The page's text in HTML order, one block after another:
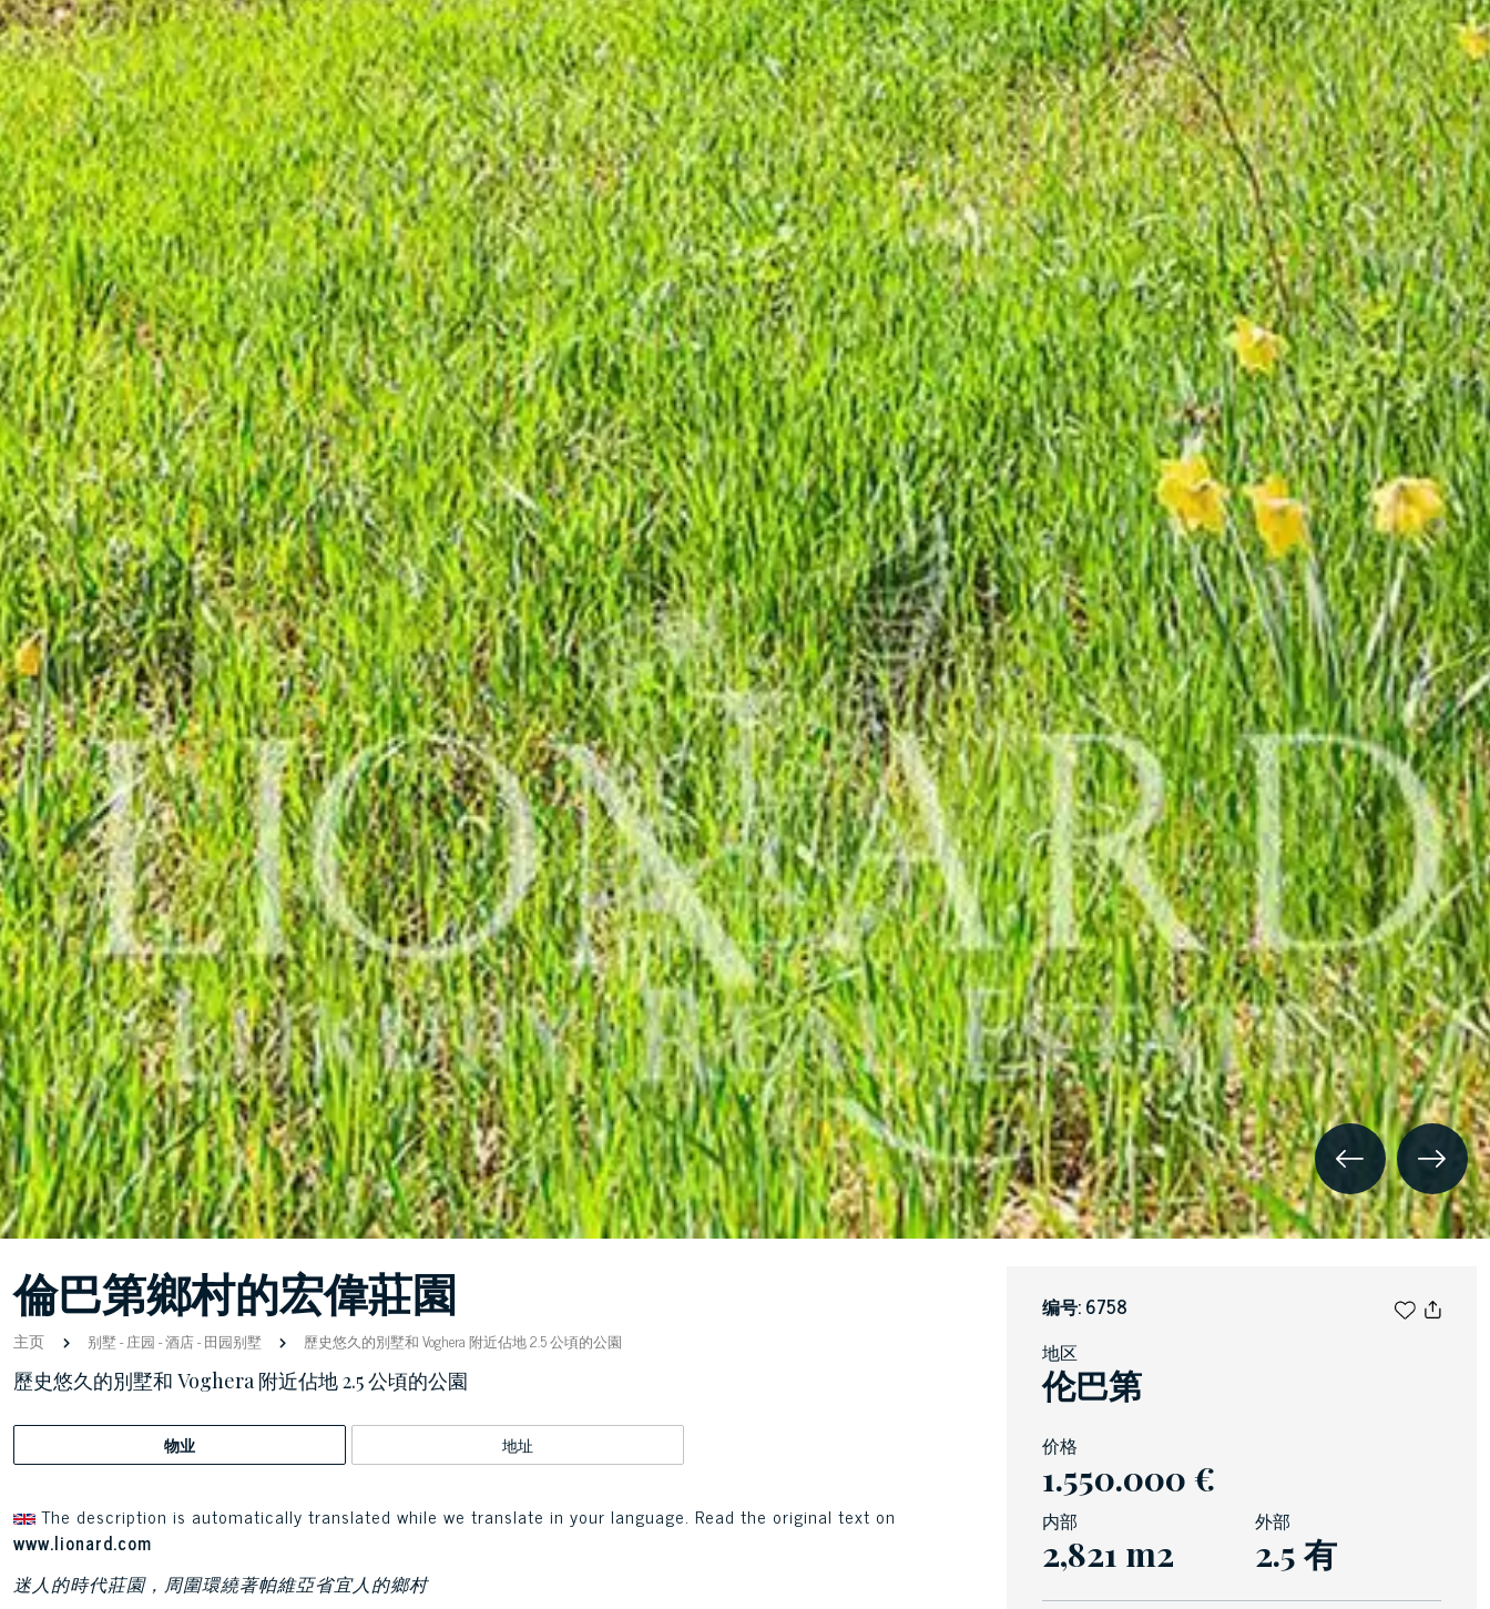
倫巴第鄉村的宏偉莊園
主页 别墅-庄园-酒店-田园别墅 歷史悠久的別墅和 Voghera 附近佔地 2.5 公頃的公園
歷史悠久的別墅和 Voghera 附近佔地 2.5 公頃的公園
物业 地址
The description is automatically translated while we translate in your language. Read the original text on
www.lionard.com
迷人的時代莊園，周圍環繞著帕維亞省宜人的鄉村
编号: 6758
地区
伦巴第
价格
1.550.000 €
内部
2,821 m2
外部
2.5 有